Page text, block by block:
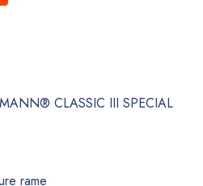
CLASSIC III SPECIAL
rame